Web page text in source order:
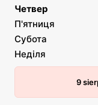
Четвер
П'ятниця
Субота
Неділя
9